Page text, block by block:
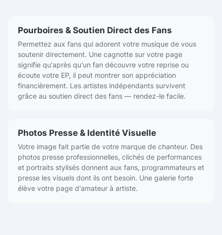
Pourboires & Soutien Direct des Fans
Permettez aux fans qui adorent votre musique de vous
soutenir directement. Une cagnotte sur votre page
signifie qu'après qu'un fan découvre votre reprise ou
écoute votre EP, il peut montrer son appréciation
financièrement. Les artistes indépendants survivent
grâce au soutien direct des fans — rendez-le facile.
Photos Presse & Identité Visuelle
Votre image fait partie de votre marque de chanteur. Des
photos presse professionnelles, clichés de performances
et portraits stylisés donnent aux fans, programmateurs et
presse les visuels dont ils ont besoin. Une galerie forte
élève votre page d'amateur à artiste.